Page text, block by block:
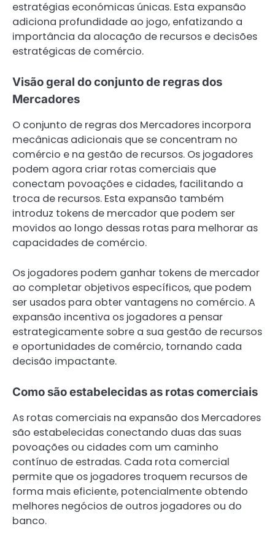
estratégias económicas únicas. Esta expansão
adiciona profundidade ao jogo, enfatizando a
importância da alocação de recursos e decisões
estratégicas de comércio.
Visão geral do conjunto de regras dos
Mercadores
O conjunto de regras dos Mercadores incorpora
mecânicas adicionais que se concentram no
comércio e na gestão de recursos. Os jogadores
podem agora criar rotas comerciais que
conectam povoações e cidades, facilitando a
troca de recursos. Esta expansão também
introduz tokens de mercador que podem ser
movidos ao longo dessas rotas para melhorar as
capacidades de comércio.
Os jogadores podem ganhar tokens de mercador
ao completar objetivos específicos, que podem
ser usados para obter vantagens no comércio. A
expansão incentiva os jogadores a pensar
estrategicamente sobre a sua gestão de recursos
e oportunidades de comércio, tornando cada
decisão impactante.
Como são estabelecidas as rotas comerciais
As rotas comerciais na expansão dos Mercadores
são estabelecidas conectando duas das suas
povoações ou cidades com um caminho
contínuo de estradas. Cada rota comercial
permite que os jogadores troquem recursos de
forma mais eficiente, potencialmente obtendo
melhores negócios de outros jogadores ou do
banco.